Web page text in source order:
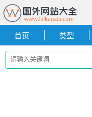
首页 类型